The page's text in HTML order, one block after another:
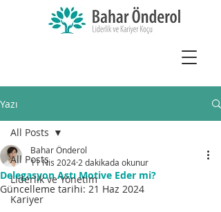
Yazı
All Posts
Liderlik ve Yönetim
Kariyer
All Posts
Delegasyon Astı Motive Eder mi?
Bahar Önderol
11 Nis 2024 2 dakikada okunur
Güncelleme tarihi: 21 Haz 2024